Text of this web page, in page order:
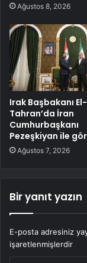
Ağustos 8, 2026
Irak Başbakanı
Tahran’da İran
Cumhurbaşkanı
Pezeşkiyan ile
Ağustos 7, 2026
Bir yanıt yazın
E-posta adresiniz
işaretlenmişlerdir